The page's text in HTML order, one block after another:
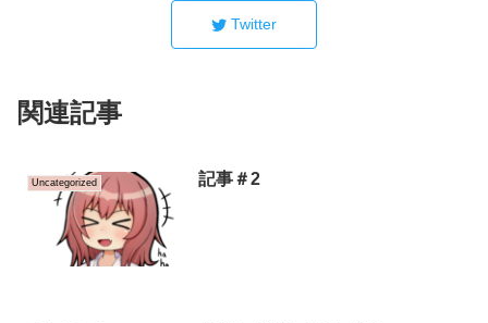
Twitter
関連記事
Uncategorized 記事＃2